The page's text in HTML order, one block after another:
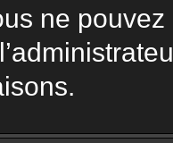
ne pouvez